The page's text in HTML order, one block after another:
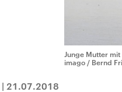
Junge Mutter
imago / Bernd
| 21.07.2018